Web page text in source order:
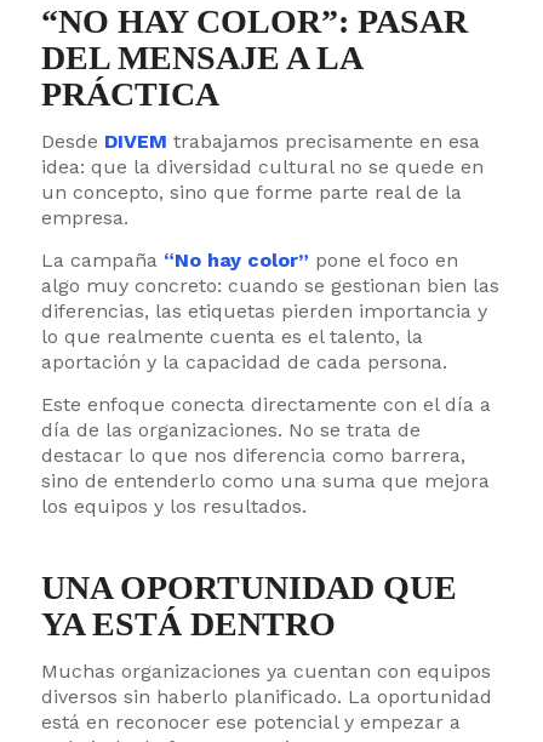
“NO HAY COLOR”: PASAR
DEL MENSAJE A LA
PRÁCTICA
Desde DIVEM trabajamos precisamente en esa
idea: que la diversidad cultural no se quede en
un concepto, sino que forme parte real de la
empresa.
La campaña “No hay color” pone el foco en
algo muy concreto: cuando se gestionan bien las
diferencias, las etiquetas pierden importancia y
lo que realmente cuenta es el talento, la
aportación y la capacidad de cada persona.
Este enfoque conecta directamente con el día a
día de las organizaciones. No se trata de
destacar lo que nos diferencia como barrera,
sino de entenderlo como una suma que mejora
los equipos y los resultados.
UNA OPORTUNIDAD QUE
YA ESTÁ DENTRO
Muchas organizaciones ya cuentan con equipos
diversos sin haberlo planificado. La oportunidad
está en reconocer ese potencial y empezar a